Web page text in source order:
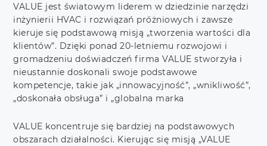
VALUE jest światowym liderem w dziedzinie narzędzi
inżynierii HVAC i rozwiązań próżniowych i zawsze
kieruje się podstawową misją „tworzenia wartości dla
klientów”. Dzięki ponad 20-letniemu rozwojowi i
gromadzeniu doświadczeń firma VALUE stworzyła i
nieustannie doskonali swoje podstawowe
kompetencje, takie jak „innowacyjność”, „wnikliwość”,
„doskonała obsługa” i „globalna marka
VALUE koncentruje się bardziej na podstawowych
obszarach działalności. Kierując się misją „VALUE